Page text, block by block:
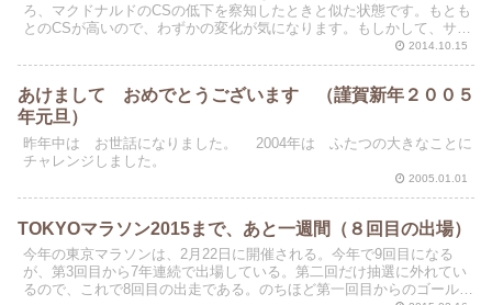
ろ、マクドナルドのCSの低下を察知したときと似た状態です。もとも
とのCSが高いので、わずかの変化が気になります。もしかして、サー
2014.10.15
あけまして おめでとうございます （謹賀新年２００５
年元旦）
昨年中は お世話になりました。 2004年は ふたつの大きなことに
チャレンジしました。
2005.01.01
TOKYOマラソン2015まで、あと一週間（８回目の出場）
今年の東京マラソンは、2月22日に開催される。今年で9回目になる
が、第3回目から7年連続で出場している。第二回だけ抽選に外れてい
るので、これで8回目の出走である。のちほど第一回目からのゴールタ